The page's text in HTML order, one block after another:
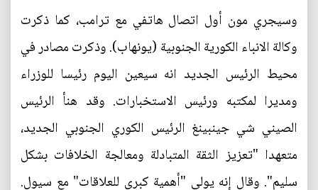
وسيجري مون أول اتصال هاتفي مع ترامب، كما ذكرت
وكالة الانباء الكورية الجنوبية (يونهاب). وذكرت مصادر في
محيط الرئيس الجديد انه سيعين اليوم رئيسا للوزراء
ومديرا لمكتبه ورئيس الاستخبارات. وقد هنأ الرئيس
الصيني شي جينبينغ الرئيس الكوري الجنوبي الجديد،
متعهدا "تعزيز الثقة المتبادلة ومعالجة الخلافات بشكل
سليم". وقال إنه يولي "أهمية كبرى للعلاقات" مع سيول.